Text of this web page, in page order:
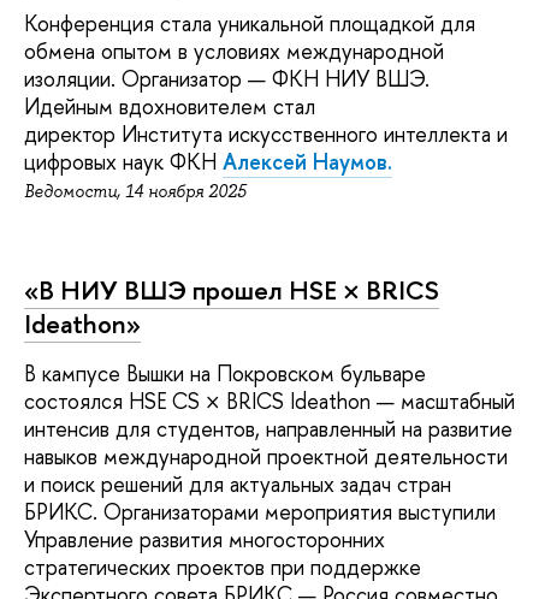
Конференция стала уникальной площадкой для
обмена опытом в условиях международной
изоляции. Организатор — ФКН НИУ ВШЭ.
Идейным вдохновителем стал
директор Института искусственного интеллекта и
цифровых наук ФКН Алексей Наумов.
Ведомости, 14 ноября 2025
«В НИУ ВШЭ прошел HSE × BRICS
Ideathon»
В кампусе Вышки на Покровском бульваре
состоялся HSE CS × BRICS Ideathon — масштабный
интенсив для студентов, направленный на развитие
навыков международной проектной деятельности
и поиск решений для актуальных задач стран
БРИКС. Организаторами мероприятия выступили
Управление развития многосторонних
стратегических проектов при поддержке